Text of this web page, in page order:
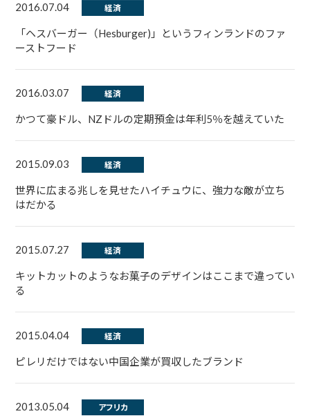
2016.07.04 経済
「ヘスバーガー（Hesburger)」というフィンランドのファ
ーストフード
2016.03.07 経済
かつて豪ドル、NZドルの定期預金は年利5％を越えていた
2015.09.03 経済
世界に広まる兆しを見せたハイチュウに、強力な敵が立ち
はだかる
2015.07.27 経済
キットカットのようなお菓子のデザインはここまで違ってい
る
2015.04.04 経済
ピレリだけではない中国企業が買収したブランド
2013.05.04 アフリカ